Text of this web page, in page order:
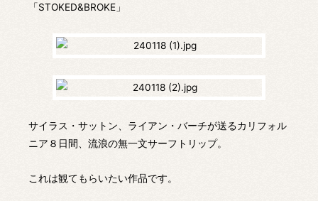
「STOKED&BROKE」
サイラス・サットン、ライアン・バーチが送るカリフォル
ニア８日間、流浪の無一文サーフトリップ。
これは観てもらいたい作品です。